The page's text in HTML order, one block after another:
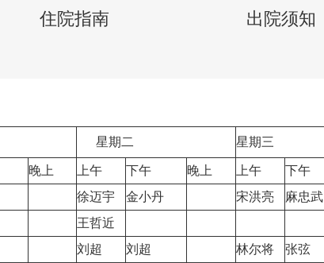
住院指南 出院须知
星期二 星期三
晚上 上午 下午 晚上 上午 下午
徐迈宇 金小丹 宋洪亮 麻忠武
王哲近
刘超 刘超 林尔将 张弦